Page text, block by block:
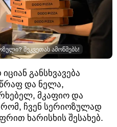
შეკვეთას ამოწმებს!
განსხვავება
და ნელა,
მკაფიო და
ჩვენ სერიოზულად
ხარისხის შესახებ.